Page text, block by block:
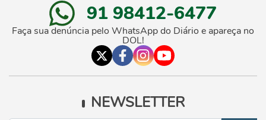
91 98412-6477
Faça sua denúncia pelo WhatsApp do Diário e apareça no
DOL!
NEWSLETTER